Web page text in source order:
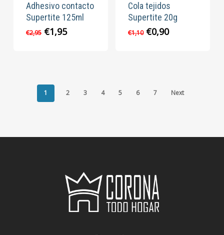
Adhesivo contacto
Supertite 125ml
€2,95 El
€1,95El
Cola tejidos
Supertite 20g
€1,10 El
€0,90El
1 2 3 4 5 6 7 Next